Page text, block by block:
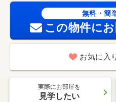
無料・簡
この物件に
お気に入
実際にお部屋を
見学したい